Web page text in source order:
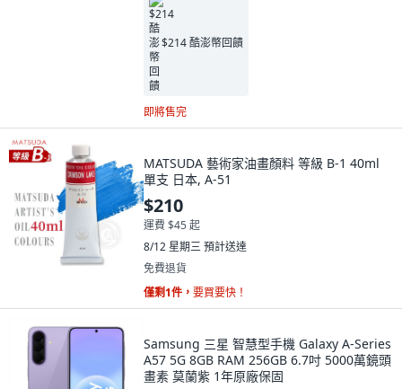
$214 酷澎幣回饋
即將售完
MATSUDA 藝術家油畫顏料 等級 B-1 40ml
單支 日本, A-51
$210
運費 $45 起
8/12 星期三預計送達
免費退貨
僅剩1件， 要買要快！
Samsung 三星 智慧型手機 Galaxy A-Series
A57 5G 8GB RAM 256GB 6.7吋 5000萬鏡頭
畫素 莫蘭紫 1年原廠保固